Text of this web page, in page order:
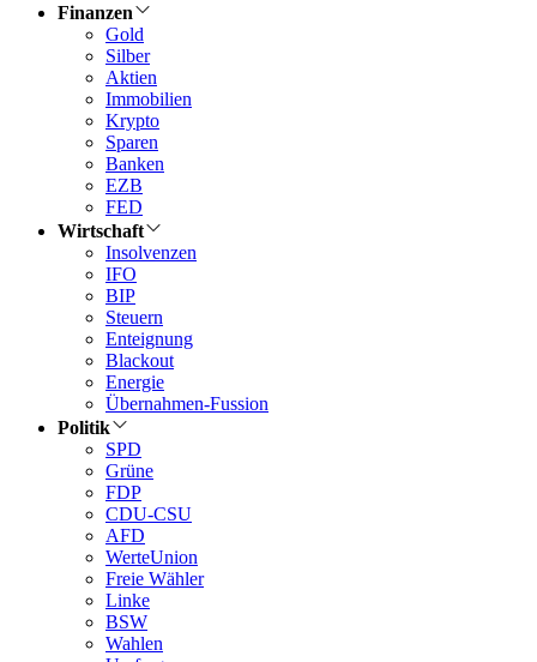
Finanzen
Gold
Silber
Aktien
Immobilien
Krypto
Sparen
Banken
EZB
FED
Wirtschaft
Insolvenzen
IFO
BIP
Steuern
Enteignung
Blackout
Energie
Übernahmen-Fussion
Politik
SPD
Grüne
FDP
CDU-CSU
AFD
WerteUnion
Freie Wähler
Linke
BSW
Wahlen